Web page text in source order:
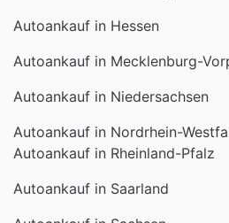
Autoankauf in Hessen
Autoankauf in Mecklenburg-
Autoankauf in Niedersachsen
Autoankauf in Nordrhein-
Autoankauf in Rheinland-Pfalz
Autoankauf in Saarland